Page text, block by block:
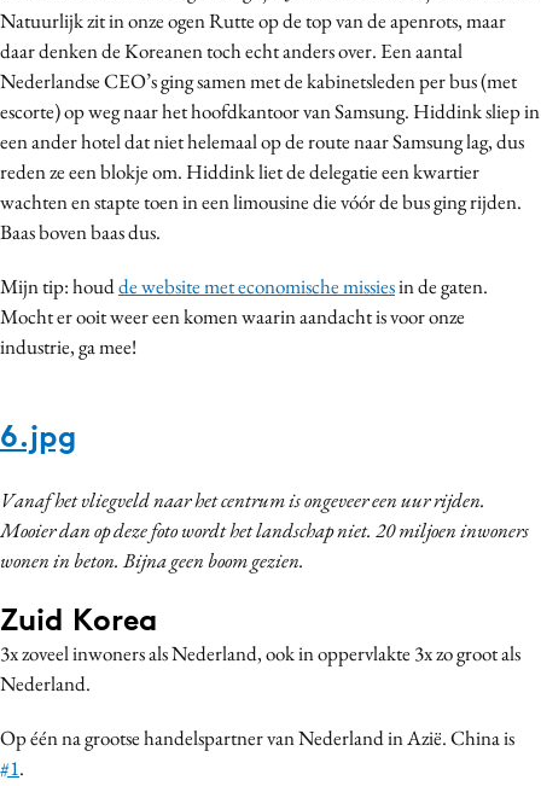
Natuurlijk zit in onze ogen Rutte op de top van de apenrots, maar
daar denken de Koreanen toch echt anders over. Een aantal
Nederlandse CEO’s ging samen met de kabinetsleden per bus (met
escorte) op weg naar het hoofdkantoor van Samsung. Hiddink sliep in
een ander hotel dat niet helemaal op de route naar Samsung lag, dus
reden ze een blokje om. Hiddink liet de delegatie een kwartier
wachten en stapte toen in een limousine die vóór de bus ging rijden.
Baas boven baas dus.
Mijn tip: houdde website met economische missiesin de gaten.
Mocht er ooit weer een komen waarin aandacht is voor onze
industrie, ga mee!
6.jpg
Vanaf het vliegveld naar het centrum is ongeveer een uur rijden.
Mooier dan op deze foto wordt het landschap niet. 20 miljoen inwoners
wonen in beton. Bijna geen boom gezien.
Zuid Korea
3x zoveel inwoners als Nederland, ook in oppervlakte 3x zo groot als
Nederland.
Op één na grootse handelspartner van Nederland in Azië. China is
#1.